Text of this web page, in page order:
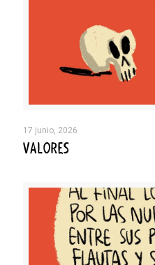
17 junio, 2026
VALORES